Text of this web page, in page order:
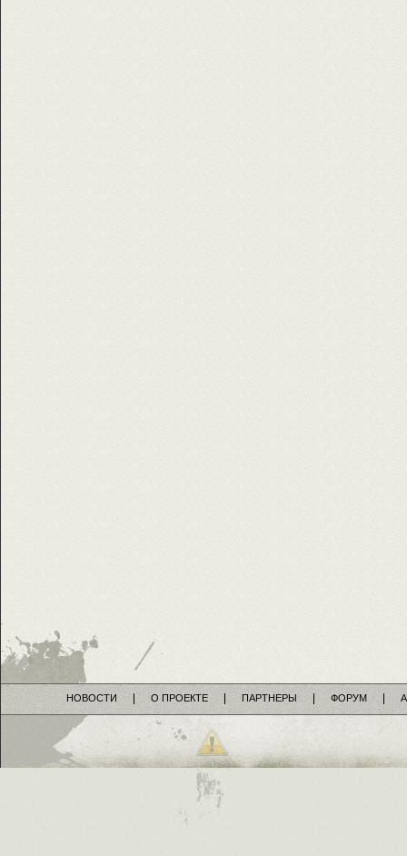
НОВОСТИ О ПРОЕКТЕ ПАРТНЕРЫ ФОРУМ